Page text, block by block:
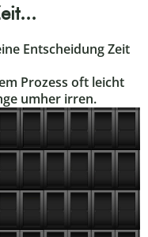
Entscheidung Zeit
Prozess oft leicht
umher irren.